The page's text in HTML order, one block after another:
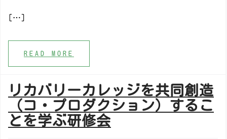
[…]
READ MORE
リカバリーカレッジを共同創造
（コ・プロダクション）するこ
とを学ぶ研修会